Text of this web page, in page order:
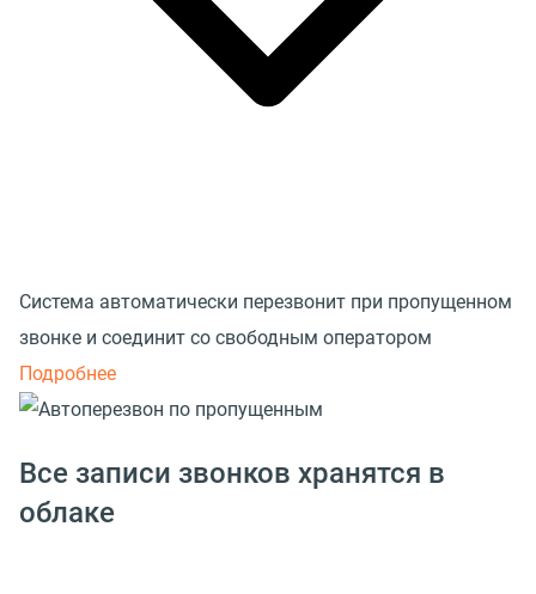
Система автоматически перезвонит при пропущенном
звонке и соединит со свободным оператором
Подробнее
Все записи звонков хранятся в
облаке